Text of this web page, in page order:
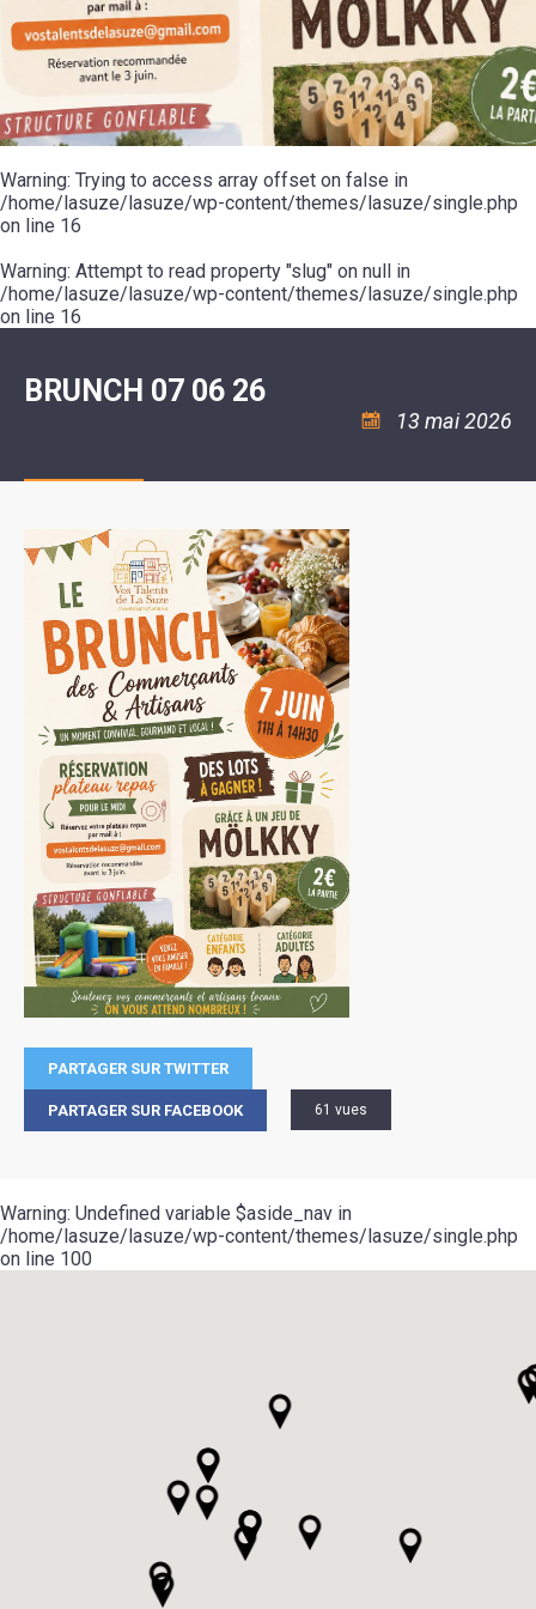
SIÈCLE
RÉUNIONS
DU
CONSEIL
MUNICIPAL
ARRÊTÉS
DÉCISIONS
DU
MAIRE
MOT
DE
LA
MINORITÉ
LES
ÉCOLES
/
ESPACE
JEUNES
11
18
:
ASSOCIATION
COULÉE
DOUCE
ENVIRONNEMENT
L'EAU
LA
RÉSIDENCE
AUTONOMIE
LE
CCAS
LA
POLICE
SÉCURITÉ
/
RISQUES
MAJEURS
MUSIQUE
L'ÉCOLE
COMMUNAUTAIRE
LA
PISCINE
ASSOCIATIONS
VERTE
VISITES
DÉCOUVERTES
LES
RANDONNÉES
LE
POUR
CAMPING-
CARS
TENTES
CARAVANES
LA
HALTE
FLUVIALE
LA
SUZE
Warning: Trying to access array offset on false in
/home/lasuze/lasuze/wp-content/themes/lasuze/single.php
on line 16
Warning: Attempt to read property "slug" on null in
/home/lasuze/lasuze/wp-content/themes/lasuze/single.php
on line 16
BRUNCH 07 06 26
13 mai 2026
PARTAGER SUR TWITTER
PARTAGER SUR FACEBOOK 61 vues
Warning: Undefined variable $aside_nav in
/home/lasuze/lasuze/wp-content/themes/lasuze/single.php
on line 100